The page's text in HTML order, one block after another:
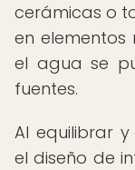
cerámicas o
en
el agua se
fuentes.
Al equilibrar
el diseño de